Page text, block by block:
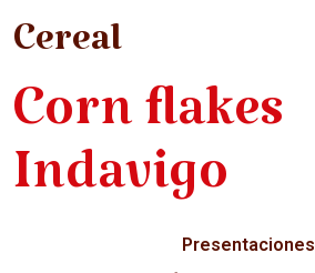
Cereal
Corn flakes
Indavigo
Presentaciones